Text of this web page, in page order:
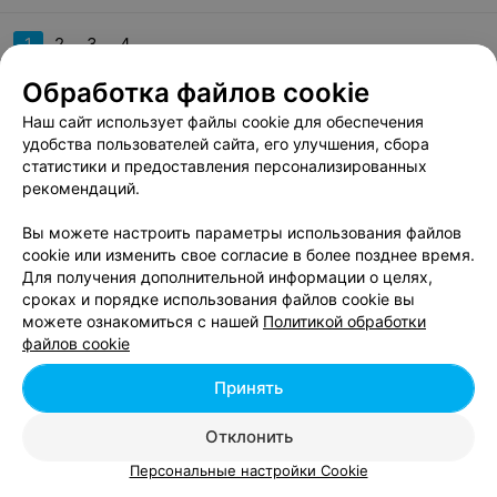
1 2 3 4
Вам будет интересно
Школы дизайна в Минске
Кулинарные школы в Минске
IT-курсы в Минске
Автошколы Минска: стоимость
Стоимость обучения в автошколе в Минске зависит от
категории и типа занятия. Бывает, что обучение в
Обработка файлов cookie
Наш сайт использует файлы cookie для обеспечения
удобства пользователей сайта, его улучшения, сбора
статистики и предоставления персонализированных
рекомендаций.
Вы можете настроить параметры использования файлов
cookie или изменить свое согласие в более позднее время.
Для получения дополнительной информации о целях,
сроках и порядке использования файлов cookie вы
можете ознакомиться с нашей Политикой обработки
файлов cookie
Отклонить
Принять
Персональные настройки Cookie